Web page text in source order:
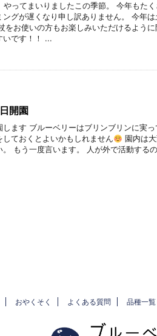
やってまいりましたこの季節。 今年もた
ングが遅くなり申し訳ありません。 今年
をお使いの方もお楽しみいただけるよう
いです！！ ...
開園
ます ブルーベリーはブリンブリンに実
ておくとよいかもしれません
園内は
もう一度言います。 人が外で活動する
おやくそく よくある質問 品種一覧